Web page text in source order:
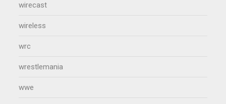
wirecast
wireless
wrc
wrestlemania
wwe